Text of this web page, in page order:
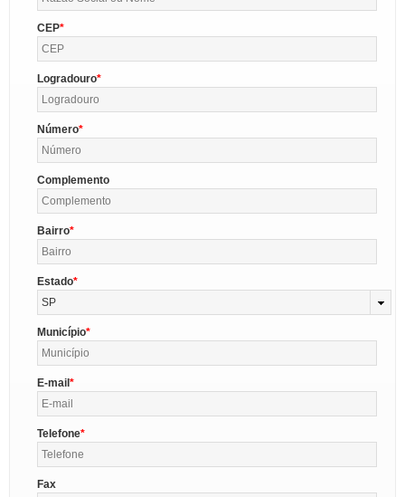
CEP
Logradouro
Número
Complemento
Bairro
Estado
SP
Município
E-mail
Telefone
Fax